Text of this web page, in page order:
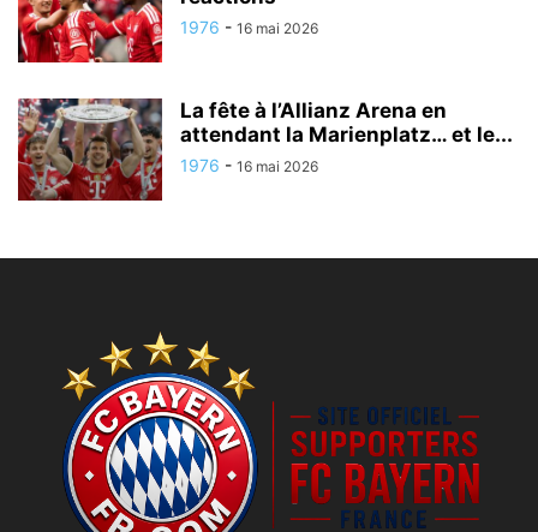
1976 - 16 mai 2026
La fête à l’Allianz Arena en
attendant la Marienplatz… et le...
1976 - 16 mai 2026